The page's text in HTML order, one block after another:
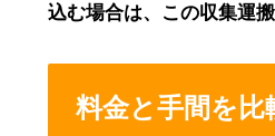
込む場合は、この収集運
料金と手間を